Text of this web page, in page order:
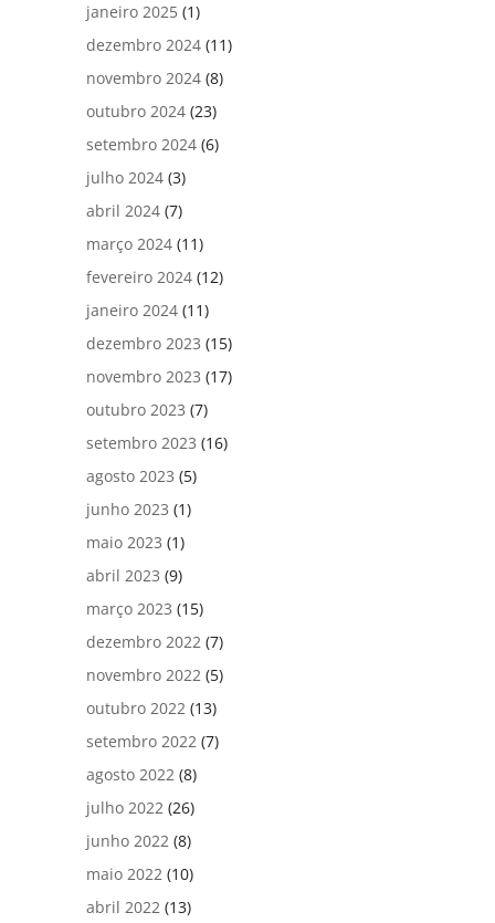
janeiro 2025 (1)
dezembro 2024 (11)
novembro 2024 (8)
outubro 2024 (23)
setembro 2024 (6)
julho 2024 (3)
abril 2024 (7)
março 2024 (11)
fevereiro 2024 (12)
janeiro 2024 (11)
dezembro 2023 (15)
novembro 2023 (17)
outubro 2023 (7)
setembro 2023 (16)
agosto 2023 (5)
junho 2023 (1)
maio 2023 (1)
abril 2023 (9)
março 2023 (15)
dezembro 2022 (7)
novembro 2022 (5)
outubro 2022 (13)
setembro 2022 (7)
agosto 2022 (8)
julho 2022 (26)
junho 2022 (8)
maio 2022 (10)
abril 2022 (13)